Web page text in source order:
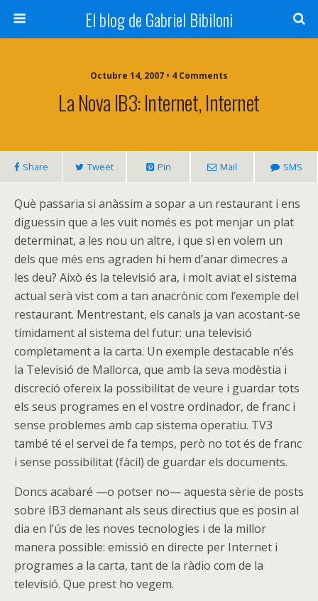
El blog de Gabriel Bibiloni
Octubre 14, 2007 • 4 Comments
La Nova IB3: Internet, Internet
Share Tweet Pin Mail SMS
Què passaria si anàssim a sopar a un restaurant i ens
diguessin que a les vuit només es pot menjar un plat
determinat, a les nou un altre, i que si en volem un
dels que més ens agraden hi hem d’anar dimecres a
les deu? Això és la televisió ara, i molt aviat el sistema
actual serà vist com a tan anacrònic com l’exemple del
restaurant. Mentrestant, els canals ja van acostant-se
tímidament al sistema del futur: una televisió
completament a la carta. Un exemple destacable n’és
la Televisió de Mallorca, que amb la seva modèstia i
discreció ofereix la possibilitat de veure i guardar tots
els seus programes en el vostre ordinador, de franc i
sense problemes amb cap sistema operatiu. TV3
també té el servei de fa temps, però no tot és de franc
i sense possibilitat (fàcil) de guardar els documents.
Doncs acabaré —o potser no— aquesta sèrie de posts
sobre IB3 demanant als seus directius que es posin al
dia en l’ús de les noves tecnologies i de la millor
manera possible: emissió en directe per Internet i
programes a la carta, tant de la ràdio com de la
televisió. Que prest ho vegem.